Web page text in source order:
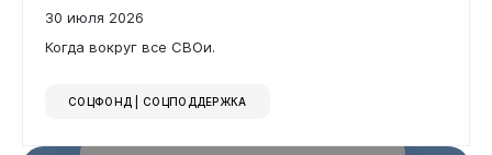
30 июля 2026
Когда вокруг все СВОи.
СОЦФОНД | СОЦПОДДЕРЖКА